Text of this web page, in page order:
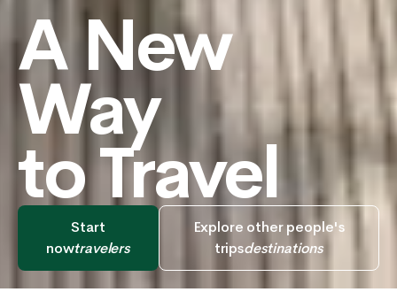
A New
Way
to Travel
Start
nowtravelers
Explore other people's
tripsdestinations